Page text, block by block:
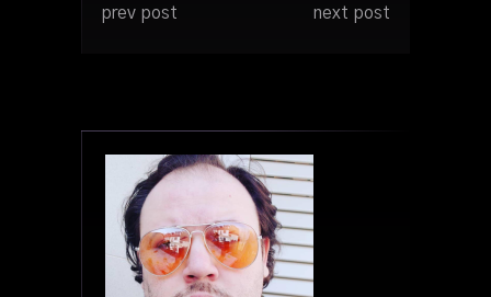
prev post next post